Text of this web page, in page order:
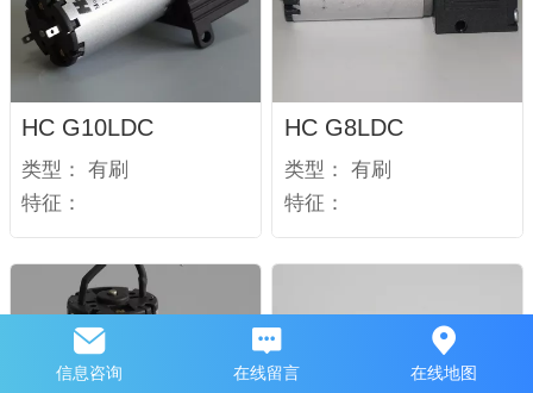
HC G10LDC
类型：
有刷
特征：
HC G8LDC
类型：
有刷
特征：
信息咨询 在线留言 在线地图